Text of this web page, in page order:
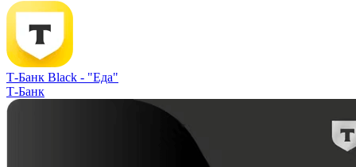
Т-Банк Black - "Еда"
Т-Банк